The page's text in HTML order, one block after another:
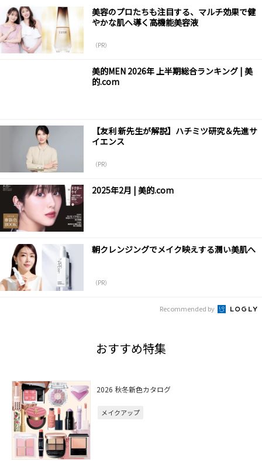
美容のプロたちも注目する、マルチ効果で健
やかな肌へ導く高機能美容液
（PR）
美的MEN 2026年 上半期総合ランキング | 美
的.com
【友利 新先生が解説】ハチミツ研究＆先進サ
イエンス
（PR）
2025年2月 | 美的.com
朝クレンジングでメイク映えする潤い美肌へ
（PR）
Recommended by
おすすめ特集
2026 秋冬新色カタログ
メイクアップ